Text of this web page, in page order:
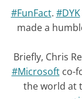
#FunFact. #DYK
made a
Briefly, Chris
#Microsoftco-
the world at